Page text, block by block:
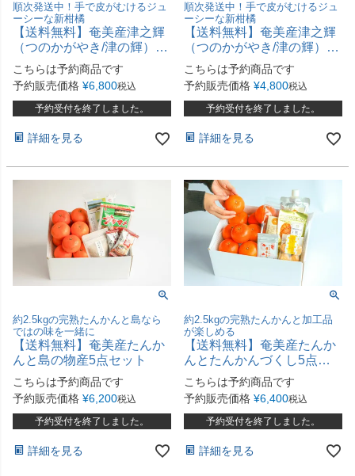
順次発送中！手で皮がむけるジュ
ーシーな新柑橘
【送料無料】奄美産津之輝
（つのかがやき/津の輝）贈
答用約2.5kg
こちらは予約商品です
予約販売価格 ¥6,800税込
予約受付を終了しました。
詳細を見る
順次発送中！手で皮がむけるジュ
ーシーな新柑橘
【送料無料】奄美産津之輝
（つのかがやき/津の輝）お
試し用2.5kg
こちらは予約商品です
予約販売価格 ¥4,800税込
予約受付を終了しました。
詳細を見る
約2.5kgの完熟たんかんと島なら
ではの味を一緒に
【送料無料】奄美産たんか
んと島の物産5点セット
こちらは予約商品です
予約販売価格 ¥6,200税込
予約受付を終了しました。
詳細を見る
約2.5kgの完熟たんかんと加工品
が楽しめる
【送料無料】奄美産たんか
んとたんかんづくし5点セ
ット
こちらは予約商品です
予約販売価格 ¥6,400税込
予約受付を終了しました。
詳細を見る